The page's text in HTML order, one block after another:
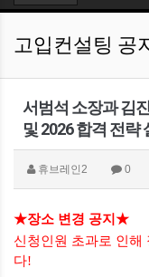
고입컨설팅 공
서범석 소장과 김
및 2026 합격 전략
휴브레인2 0
★장소 변경 공지 ★
신청인원 초과로 인해
다!